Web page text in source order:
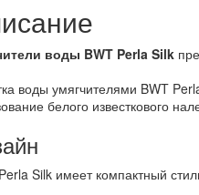
воды BWT Perla Silk
воды умягчителями BWT
белого известкового
Silk имеет компактный